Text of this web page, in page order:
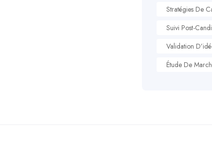
Stratégies De
Suivi Post-
Validation
Étude De